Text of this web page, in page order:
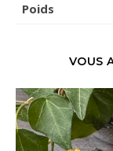
Poids
VOUS